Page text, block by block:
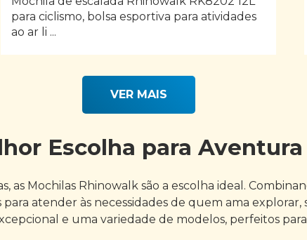
para ciclismo, bolsa esportiva para atividades
ao ar li ...
VER MAIS
Escolha para
as Mochilas Rhinowalk são a escolha ideal.
atender às necessidades de quem ama
e uma variedade de modelos, perfeitos